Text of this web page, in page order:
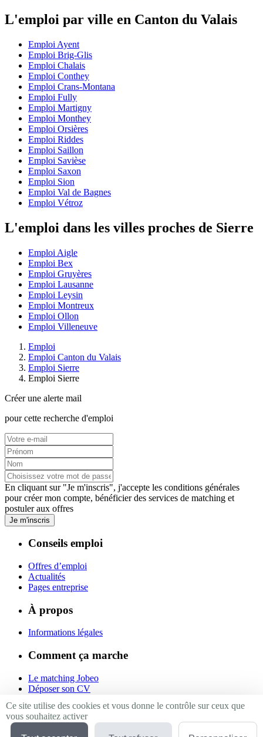
L'emploi par ville en Canton du Valais
Emploi Ayent
Emploi Brig-Glis
Emploi Chalais
Emploi Conthey
Emploi Crans-Montana
Emploi Fully
Emploi Martigny
Emploi Monthey
Emploi Orsières
Emploi Riddes
Emploi Saillon
Emploi Savièse
Emploi Saxon
Emploi Sion
Emploi Val de Bagnes
Emploi Vétroz
L'emploi dans les villes proches de Sierre
Emploi Aigle
Emploi Bex
Emploi Gruyères
Emploi Lausanne
Emploi Leysin
Emploi Montreux
Emploi Ollon
Emploi Villeneuve
Emploi
Emploi Canton du Valais
Emploi Sierre
Emploi Sierre
Créer une alerte mail
pour cette recherche d'emploi
En cliquant sur "Je m'inscris", j'accepte les conditions générales
pour créer mon compte, bénéficier des services de matching et
postuler aux offres
Je m'inscris
Conseils emploi
Offres d’emploi
Actualités
Pages entreprise
À propos
Informations légales
Comment ça marche
Le matching Jobeo
Déposer son CV
Suivez-nous
Ce site utilise des cookies et vous donne le contrôle sur ceux que
vous souhaitez activer